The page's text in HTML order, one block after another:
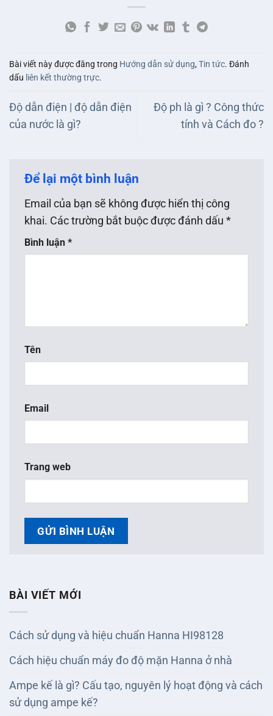
Bài viết này được đăng trong Hướng dẫn sử dụng,Tin tức. Đánh
dấu liên kết thường trực.
Độ dẫn điện | độ dẫn điện
của nước là gì?
Độ ph là gì ? Công thức
tính và Cách đo ?
Để lại một bình luận
Email của bạn sẽ không được hiển thị công
khai. Các trường bắt buộc được đánh dấu *
Bình luận *
Tên
Email
Trang web
BÀI VIẾT MỚI
Cách sử dụng và hiệu chuẩn Hanna HI98128
Cách hiệu chuẩn máy đo độ mặn Hanna ở nhà
Ampe kế là gì? Cấu tạo, nguyên lý hoạt động và cách
sử dụng ampe kế?